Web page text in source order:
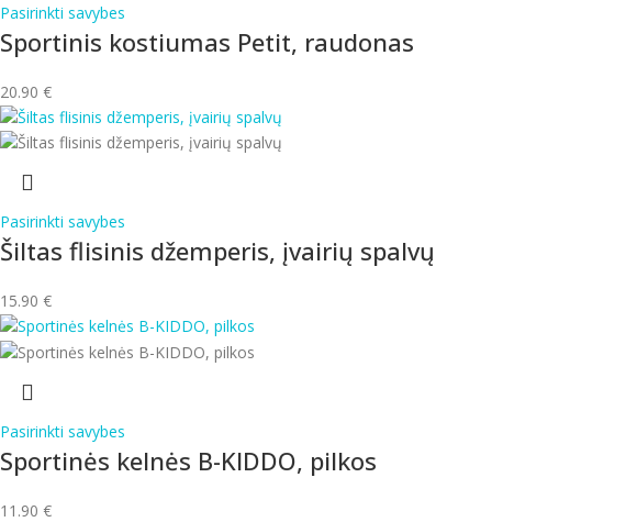
Pasirinkti savybes
Sportinis kostiumas Petit, raudonas
20.90 €
Pasirinkti savybes
Šiltas flisinis džemperis, įvairių spalvų
15.90 €
Pasirinkti savybes
Sportinės kelnės B-KIDDO, pilkos
11.90 €